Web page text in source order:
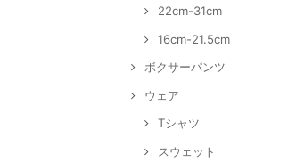
22cm-31cm
16cm-21.5cm
ボクサーパンツ
ウェア
Tシャツ
スウェット